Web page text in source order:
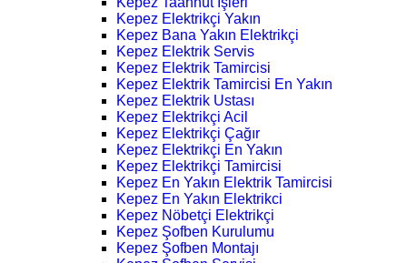
Kepez Elektrikçi Yakın
Kepez Bana Yakın Elektrikçi
Kepez Elektrik Servis
Kepez Elektrik Tamircisi
Kepez Elektrik Tamircisi En Yakın
Kepez Elektrik Ustası
Kepez Elektrikçi Acil
Kepez Elektrikçi Çağır
Kepez Elektrikçi En Yakın
Kepez Elektrikçi Tamircisi
Kepez En Yakın Elektrik Tamircisi
Kepez En Yakın Elektrikci
Kepez Nöbetçi Elektrikçi
Kepez Şofben Kurulumu
Kepez Şofben Montajı